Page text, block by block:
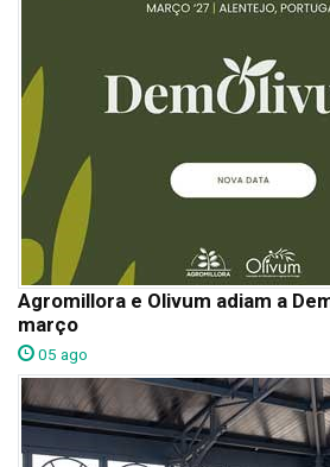
Agromillora e Olivum adiam a
março
05 ago